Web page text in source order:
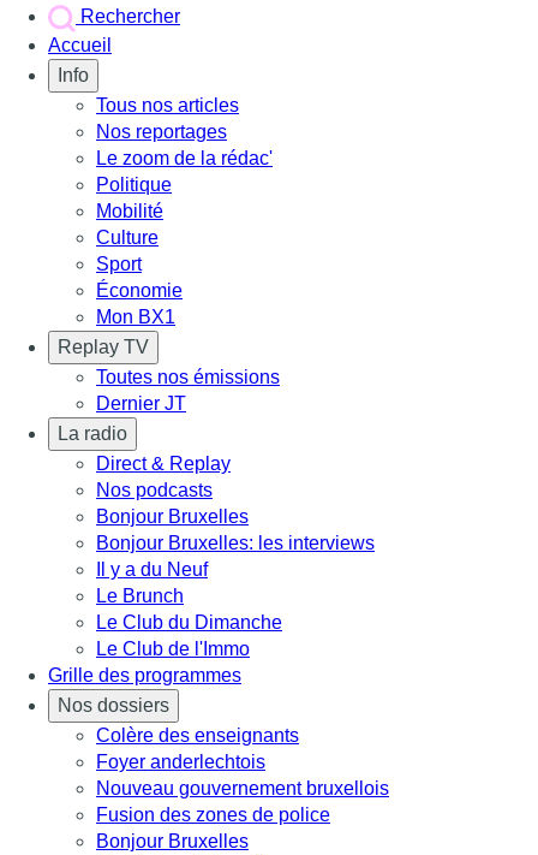
Rechercher
Accueil
Info
Tous nos articles
Nos reportages
Le zoom de la rédac'
Politique
Mobilité
Culture
Sport
Économie
Mon BX1
Replay TV
Toutes nos émissions
Dernier JT
La radio
Direct & Replay
Nos podcasts
Bonjour Bruxelles
Bonjour Bruxelles: les interviews
Il y a du Neuf
Le Brunch
Le Club du Dimanche
Le Club de l'Immo
Grille des programmes
Nos dossiers
Colère des enseignants
Foyer anderlechtois
Nouveau gouvernement bruxellois
Fusion des zones de police
Bonjour Bruxelles